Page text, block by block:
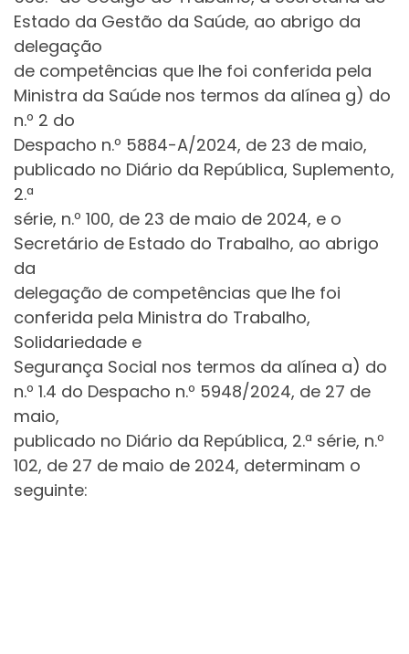
Estado da Gestão da Saúde, ao abrigo da
delegação
de competências que lhe foi conferida pela
Ministra da Saúde nos termos da alínea g) do
n.º 2 do
Despacho n.º 5884-A/2024, de 23 de maio,
publicado no Diário da República, Suplemento,
2.ª
série, n.º 100, de 23 de maio de 2024, e o
Secretário de Estado do Trabalho, ao abrigo
da
delegação de competências que lhe foi
conferida pela Ministra do Trabalho,
Solidariedade e
Segurança Social nos termos da alínea a) do
n.º 1.4 do Despacho n.º 5948/2024, de 27 de
maio,
publicado no Diário da República, 2.ª série, n.º
102, de 27 de maio de 2024, determinam o
seguinte: